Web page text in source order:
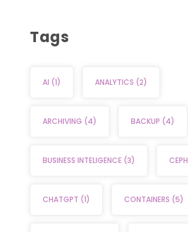
Tags
AI (1) ANALYTICS (2)
ARCHIVING (4) BACKUP (4)
BUSINESS INTELIGENCE (3) CEPH
CHATGPT (1) CONTAINERS (5)